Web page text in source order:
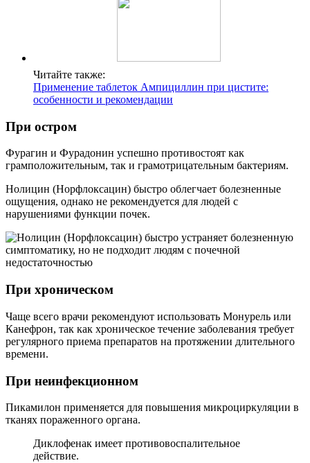
Читайте также:
Применение таблеток Ампициллин при цистите:
особенности и рекомендации
При остром
Фурагин и Фурадонин успешно противостоят как
грамположительным, так и грамотрицательным бактериям.
Нолицин (Норфлоксацин) быстро облегчает болезненные
ощущения, однако не рекомендуется для людей с
нарушениями функции почек.
При хроническом
Чаще всего врачи рекомендуют использовать Монурель или
Канефрон, так как хроническое течение заболевания требует
регулярного приема препаратов на протяжении длительного
времени.
При неинфекционном
Пикамилон применяется для повышения микроциркуляции в
тканях пораженного органа.
Диклофенак имеет противовоспалительное
действие.